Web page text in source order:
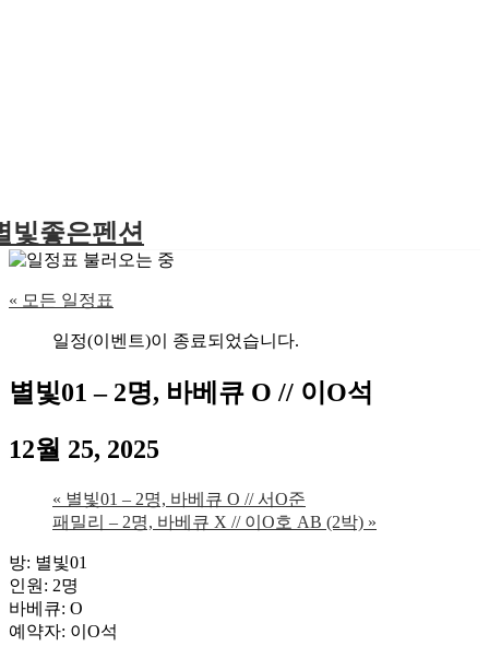
빛좋은펜션
« 모든 일정표
일정(이벤트)이 종료되었습니다.
별빛01 – 2명, 바베큐 O // 이O석
12월 25, 2025
« 별빛01 – 2명, 바베큐 O // 서O준
패밀리 – 2명, 바베큐 X // 이O호 AB (2박) »
방: 별빛01
인원: 2명
바베큐: O
예약자: 이O석